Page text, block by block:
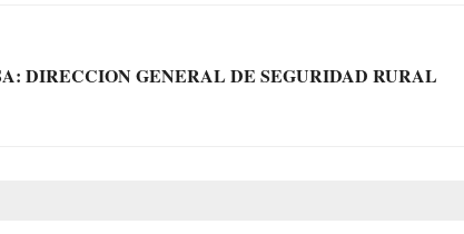
DIRECCION GENERAL DE SEGURIDAD RURAL